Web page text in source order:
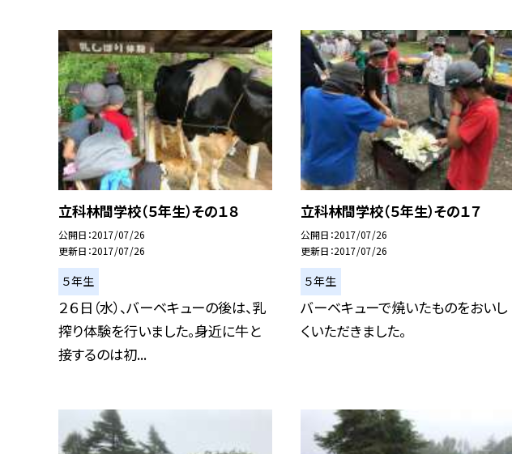
立科林間学校（５年生）その１８
公開日 2017/07/26
更新日 2017/07/26
５年生
２６日（水）、バーベキューの後は、乳
搾り体験を行いました。身近に牛と
接するのは初...
立科林間学校（５年生）その１７
公開日 2017/07/26
更新日 2017/07/26
５年生
バーベキューで焼いたものをおいし
くいただきました。